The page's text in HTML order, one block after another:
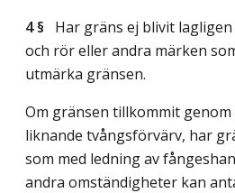
4 § Har gräns ej blivit
och rör eller andra märken
utmärka gränsen.
Om gränsen tillkommit
liknande tvångsförvärv, har
som med ledning av
andra omständigheter kan